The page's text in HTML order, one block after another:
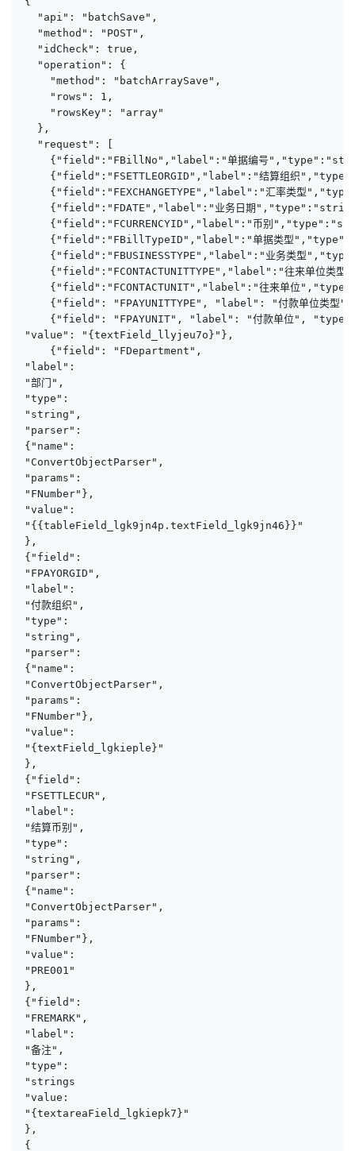
  "api": "batchSave",
  "method": "POST",
  "idCheck": true,
  "operation": {
    "method": "batchArraySave",
    "rows": 1,
    "rowsKey": "array"
  },
  "request": [
{"field":"FBillNo","label":"单据编号
{"field":"FSETTLEORGID","label":"结算组织
{"field":"FEXCHANGETYPE","label":"汇率类型
{"field":"FDATE","label":"业务日期
{"field":"FCURRENCYID","label":"币别
{"field":"FBillTypeID","label":"单据类型
{"field":"FBUSINESSTYPE","label":"业务类型
{"field":"FCONTACTUNITTYPE","label":"往来单位类
{"field":"FCONTACTUNIT","label":"往来单位
{"field": "FPAYUNITTYPE", "label": "付款单位类型
{"field": "FPAYUNIT", "label": "付款单位",
"value": "{textField_llyjeu7o}"},
    {"field": "FDepartment",
"label":
"部门",
"type":
"string",
"parser":
{"name":
"ConvertObjectParser",
"params":
"FNumber"},
"value":
"{{tableField_lgk9jn4p.textField_lgk9jn46}}"
},
{"field":
"FPAYORGID",
"label":
"付款组织",
"type":
"string",
"parser":
{"name":
"ConvertObjectParser",
"params":
"FNumber"},
"value":
"{textField_lgkieple}"
},
{"field":
"FSETTLECUR",
"label":
"结算币别",
"type":
"string",
"parser":
{"name":
"ConvertObjectParser",
"params":
"FNumber"},
"value":
"PRE001"
},
{"field":
"FREMARK",
"label":
"备注",
"type":
"strings
"value:
"{textareaField_lgkiepk7}"
},
{